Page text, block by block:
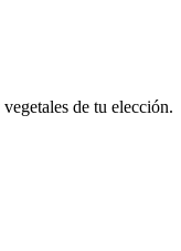
de tu elección.